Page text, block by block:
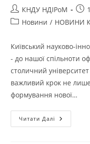
КНДУ НДІРоМ
Новини / НОВИНИ
Київський науково-
- до нашої спільноти
столичний
важливий крок не
формування нової…
Читати Далі